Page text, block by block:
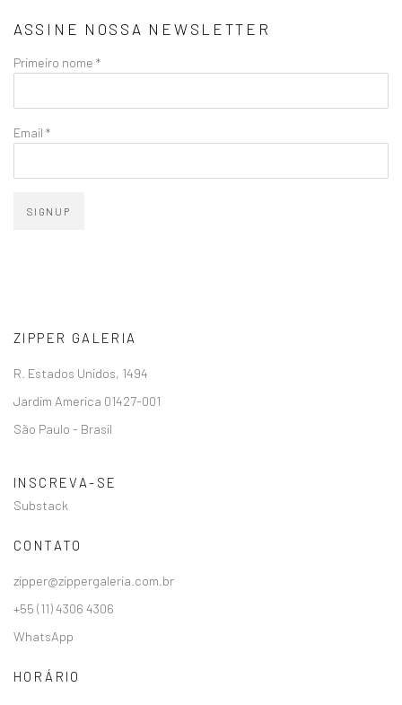
ASSINE NOSSA NEWSLETTER
Primeiro nome *
Email *
SIGNUP
ZIPPER GALERIA
R. Estados Unidos, 1494
Jardim America 01427-001
São Paulo - Brasil
INSCREVA-SE
Substack
CONTATO
zipper@zippergaleria.com.br
+55 (11) 4306 4306
WhatsApp
HORÁRIO